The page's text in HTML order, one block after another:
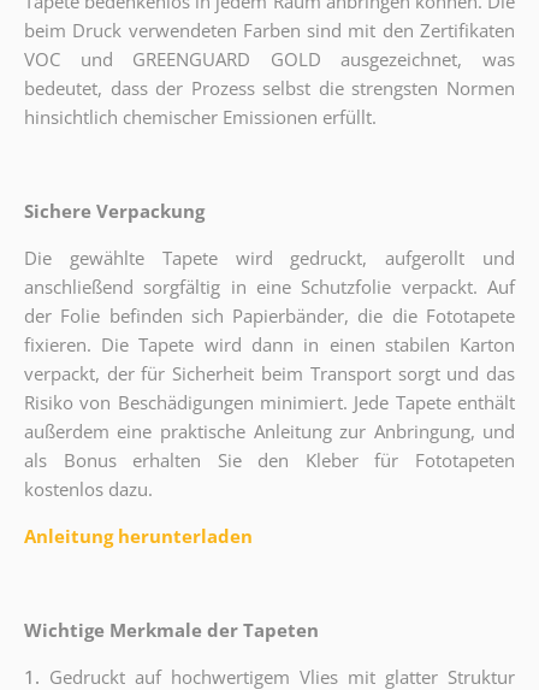
beim Druck verwendeten Farben sind mit den Zertifikaten
VOC und GREENGUARD GOLD ausgezeichnet, was
bedeutet, dass der Prozess selbst die strengsten Normen
hinsichtlich chemischer Emissionen erfüllt.
Sichere Verpackung
Die gewählte Tapete wird gedruckt, aufgerollt und
anschließend sorgfältig in eine Schutzfolie verpackt. Auf
der Folie befinden sich Papierbänder, die die Fototapete
fixieren. Die Tapete wird dann in einen stabilen Karton
verpackt, der für Sicherheit beim Transport sorgt und das
Risiko von Beschädigungen minimiert. Jede Tapete enthält
außerdem eine praktische Anleitung zur Anbringung, und
als Bonus erhalten Sie den Kleber für Fototapeten
kostenlos dazu.
Anleitung herunterladen
Wichtige Merkmale der Tapeten
1. Gedruckt auf hochwertigem Vlies mit glatter Struktur